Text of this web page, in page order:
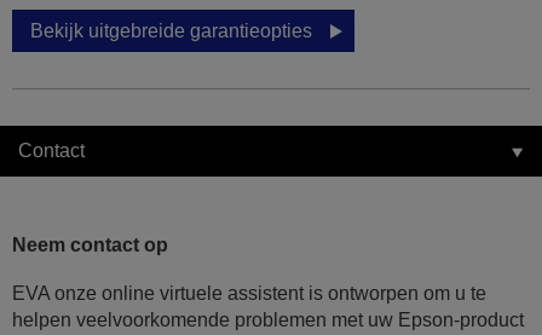
Bekijk uitgebreide garantieopties
Contact
Neem contact op
EVA onze online virtuele assistent is ontworpen om u te
helpen veelvoorkomende problemen met uw Epson-product